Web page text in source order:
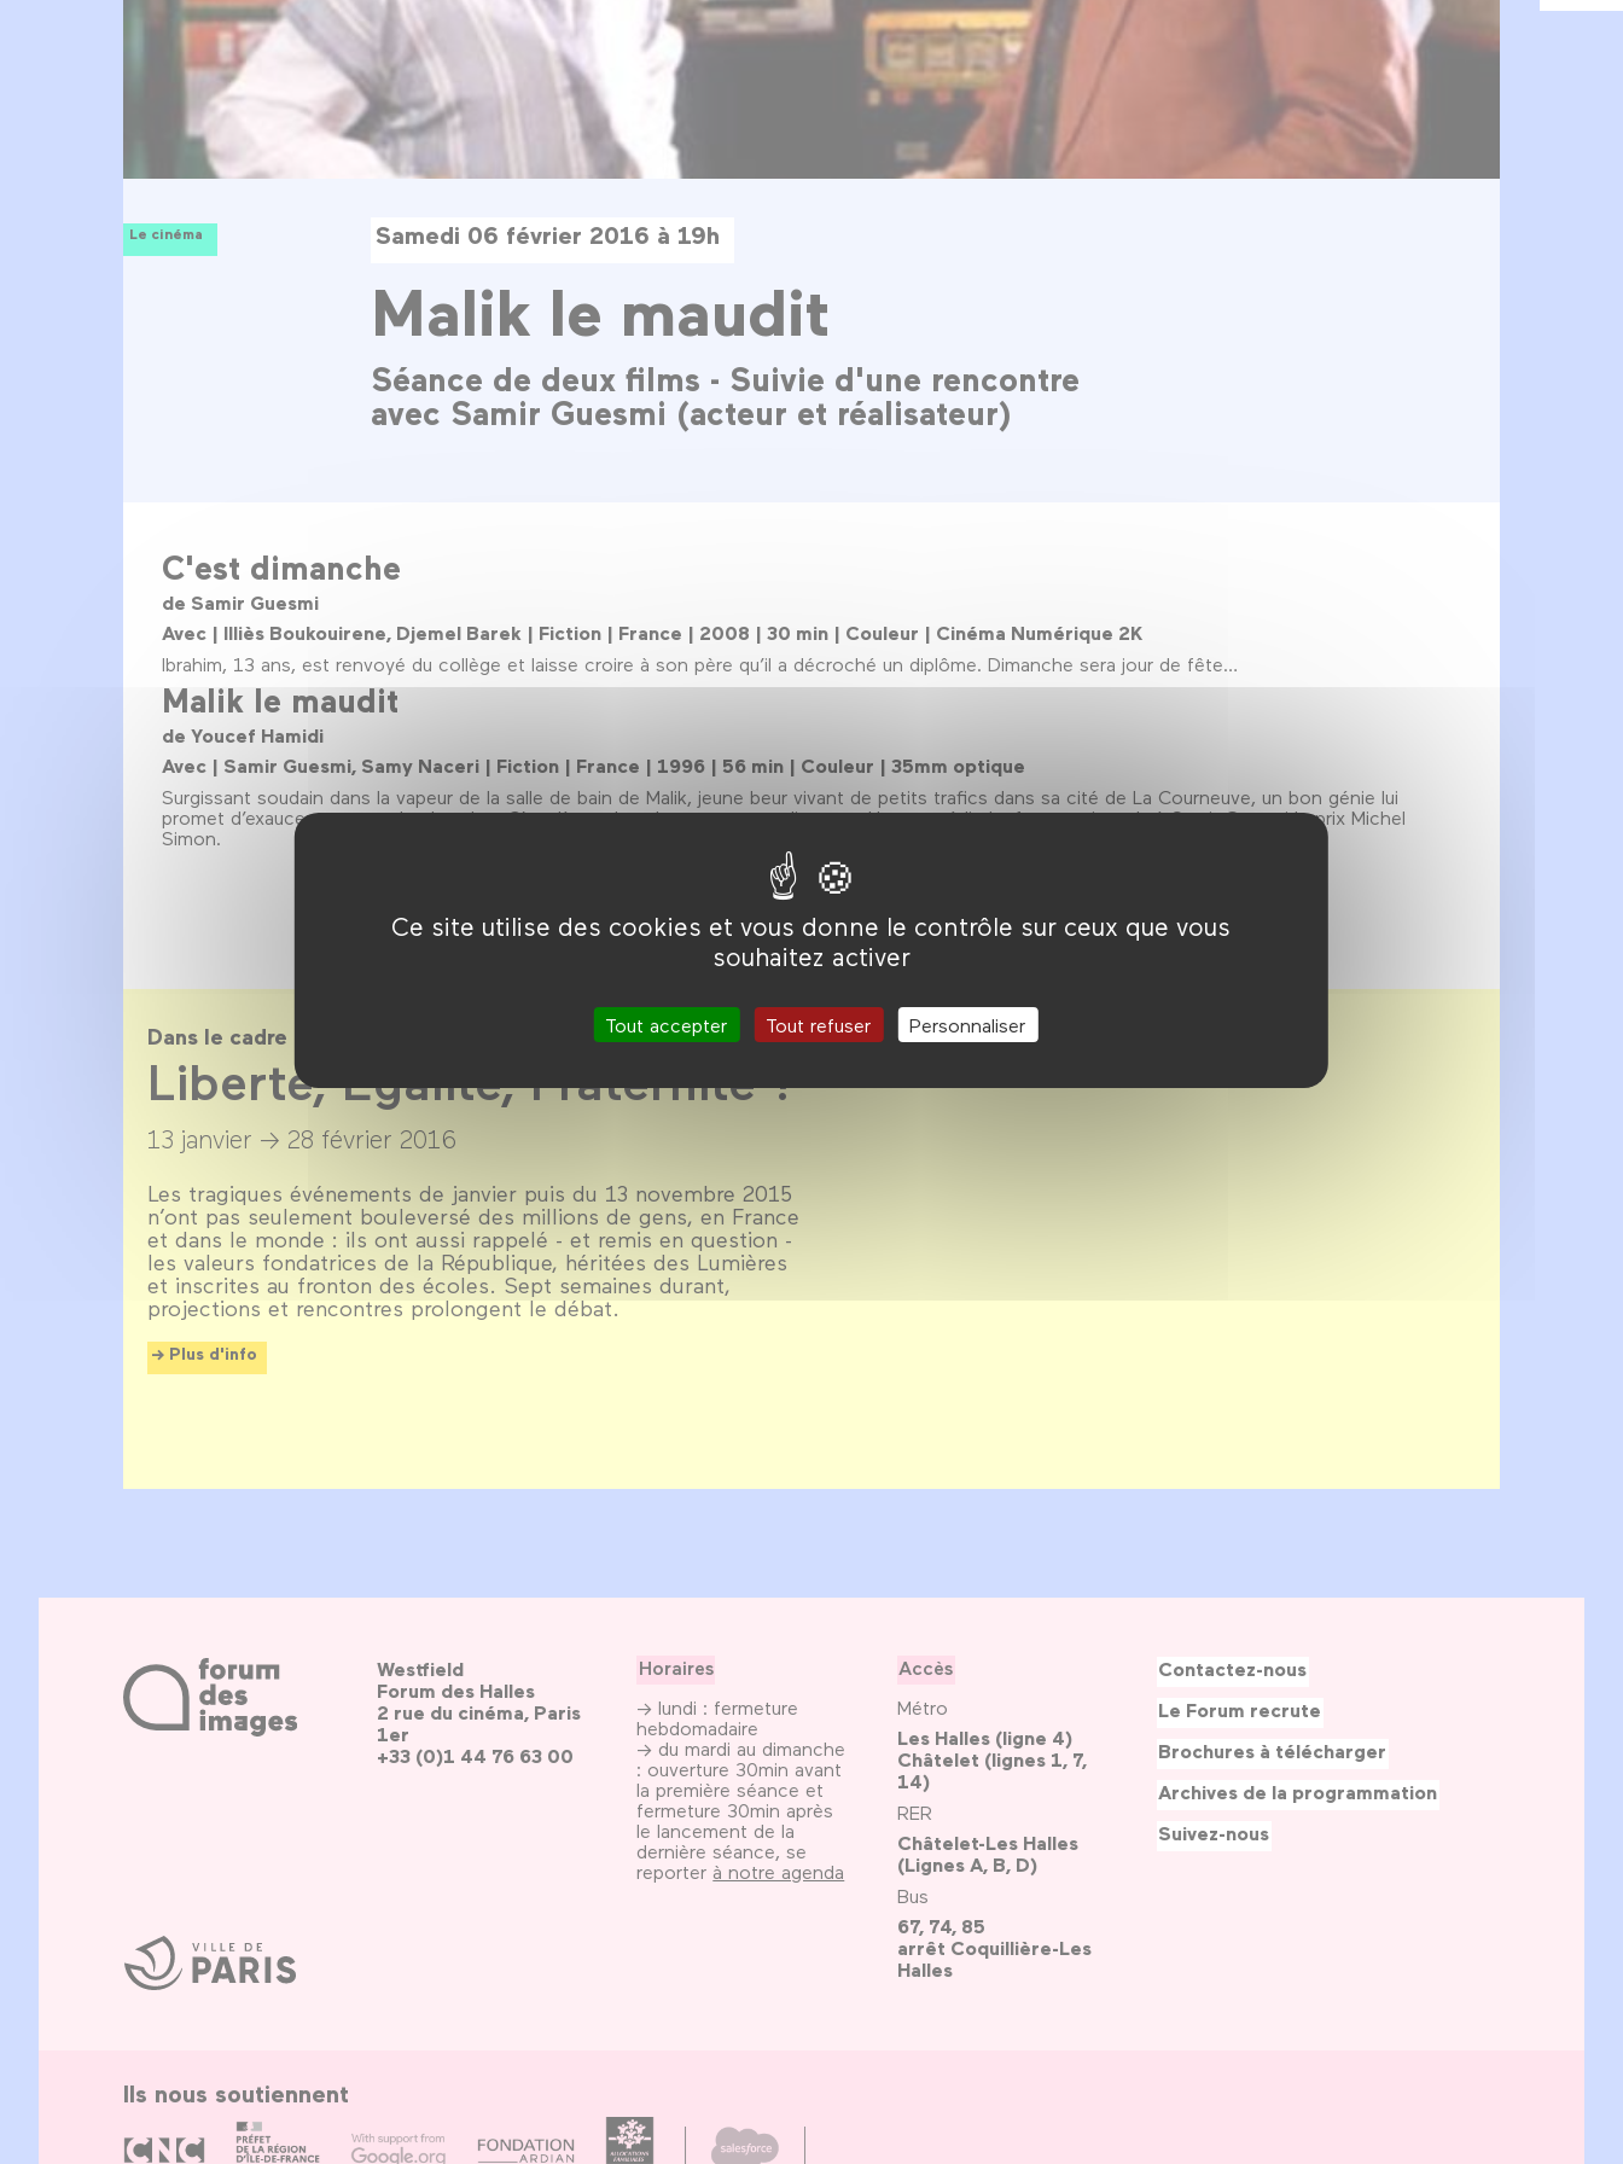
Ce site utilise des cookies et vous donne le contrôle sur ceux que vous
souhaitez activer
Tout accepter Tout refuser Personnaliser
Le cinéma Samedi 06 février 2016 à 19h
Malik le maudit
Séance de deux films - Suivie d'une rencontre
avec Samir Guesmi (acteur et réalisateur)
C'est dimanche
de Samir Guesmi
Avec | Illiès Boukouirene, Djemel Barek | Fiction | France | 2008 | 30 min | Couleur | Cinéma Numérique 2K
Ibrahim, 13 ans, est renvoyé du collège et laisse croire à son père qu’il a décroché un diplôme. Dimanche sera jour de fête…
Malik le maudit
de Youcef Hamidi
Avec | Samir Guesmi, Samy Naceri | Fiction | France | 1996 | 56 min | Couleur | 35mm optique
Surgissant soudain dans la vapeur de la salle de bain de Malik, jeune beur vivant de petits trafics dans sa cité de La Courneuve, un bon génie lui
promet d’exaucer son vœu le plus cher. C’est là que les choses se compliquent… Une comédie loufoque qui a valu à Samir Guesmi le prix Michel
Simon.
Dans le cadre de
Liberté, Égalité, Fraternité ?
13 janvier → 28 février 2016
Les tragiques événements de janvier puis du 13 novembre 2015
n’ont pas seulement bouleversé des millions de gens, en France
et dans le monde : ils ont aussi rappelé - et remis en question -
les valeurs fondatrices de la République, héritées des Lumières
et inscrites au fronton des écoles. Sept semaines durant,
projections et rencontres prolongent le débat.
Plus d'info
Ville
de
Paris
Westfield
Forum des Halles
2 rue du cinéma, Paris
1er
+33 (0)1 44 76 63 00
Horaires
→ lundi : fermeture
hebdomadaire
→ du mardi au dimanche
: ouverture 30min avant
la première séance et
fermeture 30min après
le lancement de la
dernière séance, se
reporter à notre agenda
Accès
Métro
Les Halles (ligne 4)
Châtelet (lignes 1, 7,
14)
RER
Châtelet-Les Halles
(Lignes A, B, D)
Bus
67, 74, 85
arrêt Coquillière-Les
Halles
Contactez-nous
Le Forum recrute
Brochures à télécharger
Archives de la programmation
Suivez-nous
Ils nous soutiennent